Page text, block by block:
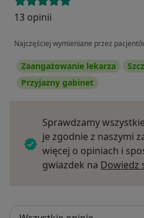
13 opinii
Najczęściej wymieniane przez
Zaangażowanie lekarza
Przyjazny gabinet
Sprawdzamy
je zgodnie z naszymi
więcej o opiniach i
gwiazdek na Dowiedz